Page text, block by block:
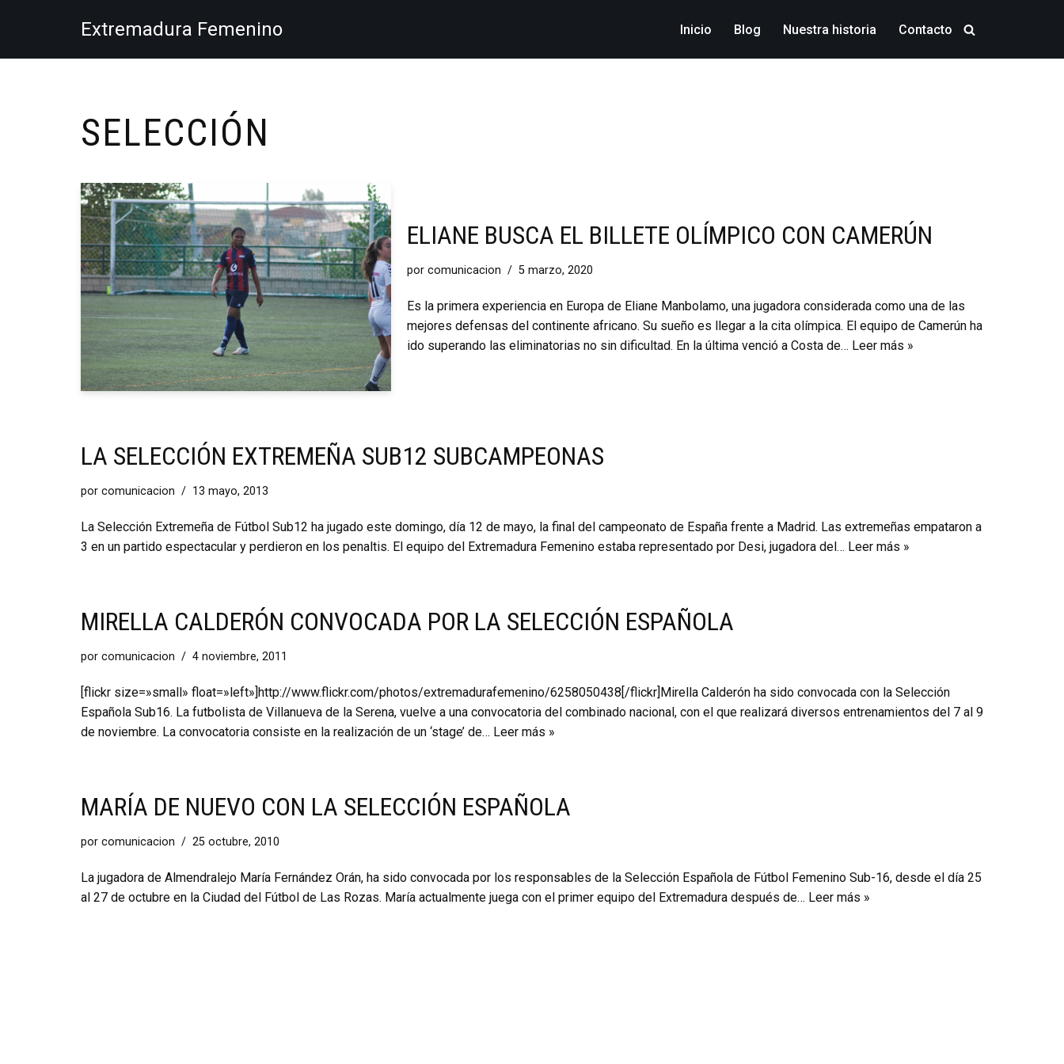
al
Extremadura Femenino Inicio Blog Nuestra historia Contacto
SELECCIÓN
ELIANE BUSCA EL BILLETE OLÍMPICO CON CAMERÚN
por comunicacion 5 marzo, 2020
Es la primera experiencia en Europa de Eliane Manbolamo, una jugadora considerada como una de las
mejores defensas del continente africano. Su sueño es llegar a la cita olímpica. El equipo de Camerún ha
ido superando las eliminatorias no sin dificultad. En la última venció a Costa de… Leer más »
LA SELECCIÓN EXTREMEÑA SUB12 SUBCAMPEONAS
por comunicacion 13 mayo, 2013
La Selección Extremeña de Fútbol Sub12 ha jugado este domingo, día 12 de mayo, la final del campeonato de España frente a Madrid. Las extremeñas empataron a
3 en un partido espectacular y perdieron en los penaltis. El equipo del Extremadura Femenino estaba representado por Desi, jugadora del… Leer más »
MIRELLA CALDERÓN CONVOCADA POR LA SELECCIÓN ESPAÑOLA
por comunicacion 4 noviembre, 2011
[flickr size=»small» float=»left»]http://www.flickr.com/photos/extremadurafemenino/6258050438[/flickr]Mirella Calderón ha sido convocada con la Selección
Española Sub16. La futbolista de Villanueva de la Serena, vuelve a una convocatoria del combinado nacional, con el que realizará diversos entrenamientos del 7 al 9
de noviembre. La convocatoria consiste en la realización de un ‘stage’ de… Leer más »
MARÍA DE NUEVO CON LA SELECCIÓN ESPAÑOLA
por comunicacion 25 octubre, 2010
La jugadora de Almendralejo María Fernández Orán, ha sido convocada por los responsables de la Selección Española de Fútbol Femenino Sub-16, desde el día 25
al 27 de octubre en la Ciudad del Fútbol de Las Rozas. María actualmente juega con el primer equipo del Extremadura después de… Leer más »